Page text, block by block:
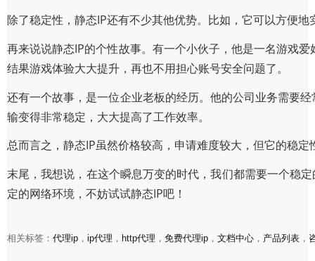
除了稳定性，静态IP还有不少其他优势。比如，它可以方便
再来说说静态IP的个性故事。有一个小伙子，他是一名游戏
结果游戏体验大大提升，再也不用担心账号安全问题了。
还有一个故事，是一位企业老板的经历。他的公司业务需要
输变得非常稳定，大大提高了工作效率。
总而言之，静态IP虽然价格较高，申请难度较大，但它的稳
末尾，我想说，在这个瞬息万变的时代，我们都需要一个稳
定的网络环境，不妨试试静态IP吧！
相关标签： 代理ip ， ip代理 ， http代理 ， 免费代理ip ， 文档中心 ， 产品列表 ，